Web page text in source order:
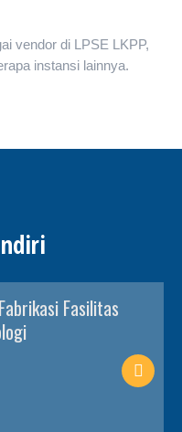
vendor di LPSE LKPP,
instansi lainnya.
Fasilitas